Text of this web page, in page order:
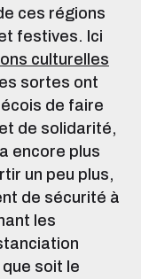
ces régions
festives. Ici
culturelles
sortes ont
de faire
de solidarité,
encore plus
un peu plus,
de sécurité à
les
soit le